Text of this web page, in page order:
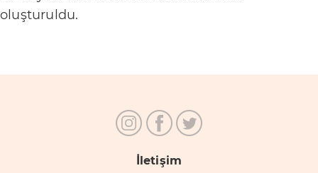
K
l
oluşturuldu.
İletişim